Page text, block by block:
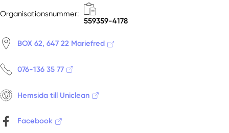
Organisationsnummer:
559359-4178
BOX 62, 647 22 Mariefred
076-136 35 77
Hemsida till Uniclean
Facebook